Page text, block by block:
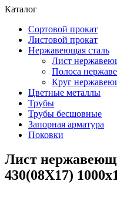
Каталог
Сортовой прокат
Листовой прокат
Нержавеющая сталь
Лист
Полоса
Круг
Цветные металлы
Трубы
Трубы бесшовные
Запорная арматура
Поковки
Лист
430(08X17)